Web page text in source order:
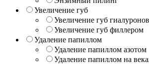
Увеличение губ
Увеличение губ
Увеличение губ филлером
Удаление папиллом
Удаление папиллом азотом
Удаление папиллом на